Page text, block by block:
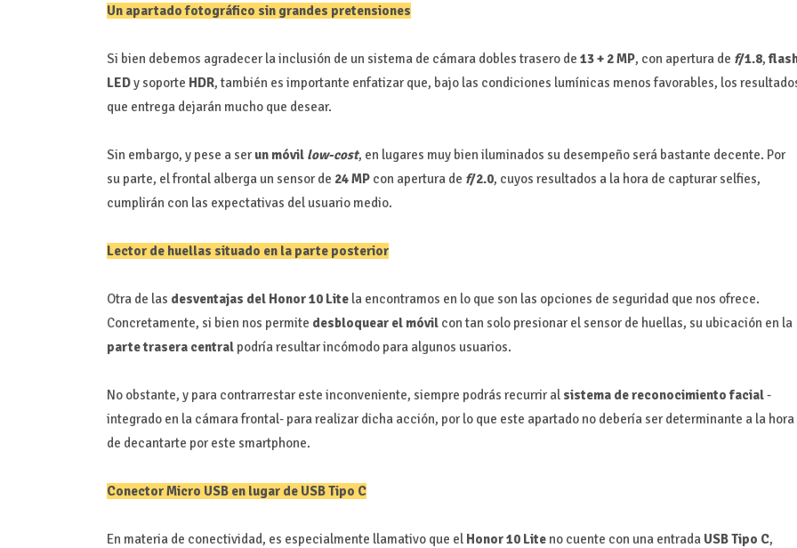
Un apartado fotográfico sin grandes pretensiones
Si bien debemos agradecer la inclusión de un sistema de cámara dobles trasero de 13 + 2 MP, con apertura de f/1.8,
LEDy soporte HDR, también es importante enfatizar que, bajo las condiciones lumínicas menos favorables, los
que entrega dejarán mucho que desear.
Sin embargo, y pese a serun móvillow-cost, en lugares muy bien iluminados su desempeño será bastante decente. Por
su parte, el frontal alberga un sensor de 24 MPcon apertura de f/2.0, cuyos resultados a la hora de capturar selfies,
cumplirán con las expectativas del usuario medio.
Lector de huellas situado en la parte posterior
Otra de las desventajas del Honor 10 Lite la encontramos en lo que son las opciones de seguridad que nos ofrece.
Concretamente, si bien nos permite desbloquear el móvilcon tan solo presionar el sensor de huellas, su ubicación en la
parte trasera centralpodría resultar incómodo para algunos usuarios.
No obstante, y para contrarrestar este inconveniente, siempre podrás recurrir al sistema de reconocimiento facial-
integrado en la cámara frontal- para realizar dicha acción, por lo que este apartado no debería ser determinante a la hora
de decantarte por este smartphone.
Conector Micro USB en lugar de USB Tipo C
En materia de conectividad, es especialmente llamativo que el Honor 10 Liteno cuente con una entrada USB Tipo C,